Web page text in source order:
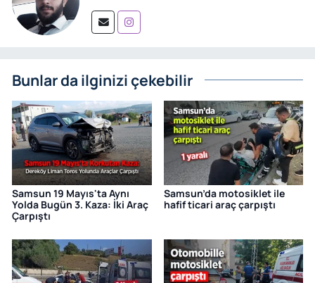
Bunlar da ilginizi çekebilir
Samsun 19 Mayıs'ta Aynı
Yolda Bugün 3. Kaza: İki Araç
Çarpıştı
Samsun’da motosiklet ile
hafif ticari araç çarpıştı